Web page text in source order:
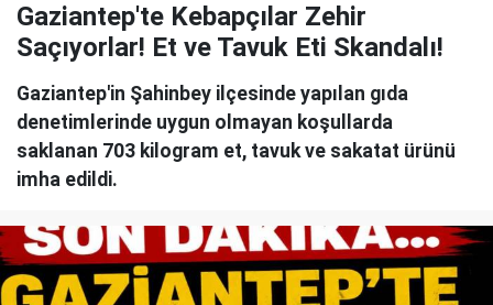
Gaziantep'te Kebapçılar Zehir
Saçıyorlar! Et ve Tavuk Eti Skandalı!
Gaziantep'in Şahinbey ilçesinde yapılan gıda
denetimlerinde uygun olmayan koşullarda
saklanan 703 kilogram et, tavuk ve sakatat ürünü
imha edildi.